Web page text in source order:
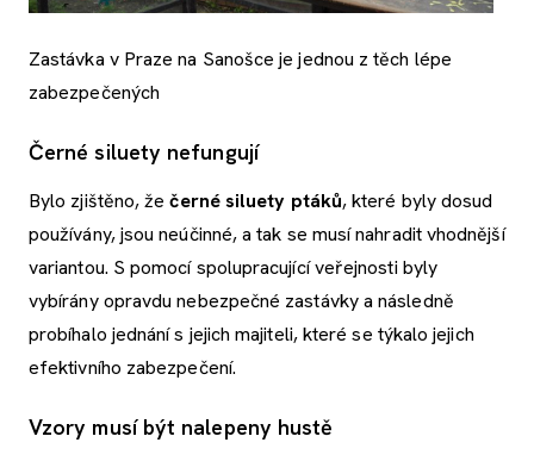
Zastávka v Praze na Sanošce je jednou z těch lépe
zabezpečených
Černé siluety nefungují
Bylo zjištěno, žečerné siluety ptáků, které byly dosud
používány, jsou neúčinné, a tak se musí nahradit vhodnější
variantou. S pomocí spolupracující veřejnosti byly
vybírány opravdu nebezpečné zastávky a následně
probíhalo jednání s jejich majiteli, které se týkalo jejich
efektivního zabezpečení.
Vzory musí být nalepeny hustě